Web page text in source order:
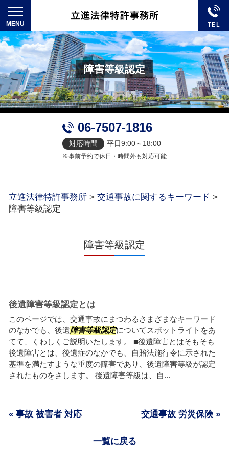
障害等級認定
06-7507-1816
対応時間 平日9:00～18:00
※事前予約で休日・時間外も対応可能
立進法律特許事務所 > 交通事故に関するキーワード >
障害等級認定
障害等級認定
後遺障害等級認定とは
このページでは、交通事故にまつわるさまざまなキーワード
のなかでも、後遺障害等級認定についてスポットライトをあ
てて、くわしくご説明いたします。 ■後遺障害とはそもそも
後遺障害とは、後遺症のなかでも、自賠法施行令に示された
基準を満たすような重度の障害であり、後遺障害等級が認定
されたものをさします。 後遺障害等級は、自...
« 事故 被害者 対応 交通事故 労災保険 »
一覧に戻る